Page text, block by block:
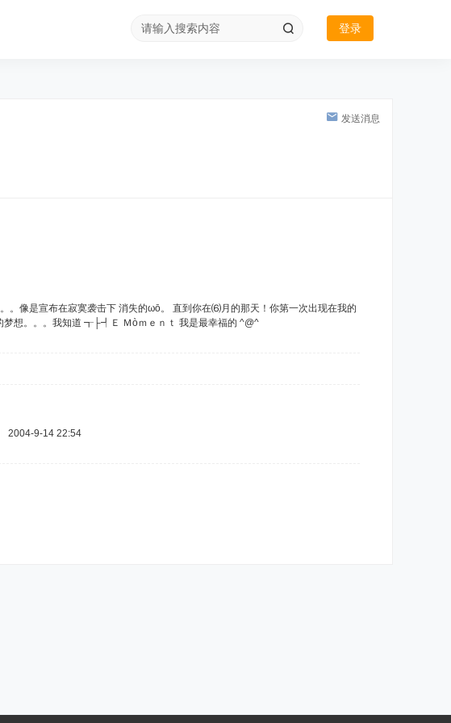
登录
发送消息
。像是宣布在寂寞袭击下 消失的ωō。 直到你在⑹月的那天！你第一次出现在我的
梦想。。。我知道 ┱├┩Ｅ Ｍòｍｅｎｔ 我是最幸福的 ^@^
2004-9-14 22:54